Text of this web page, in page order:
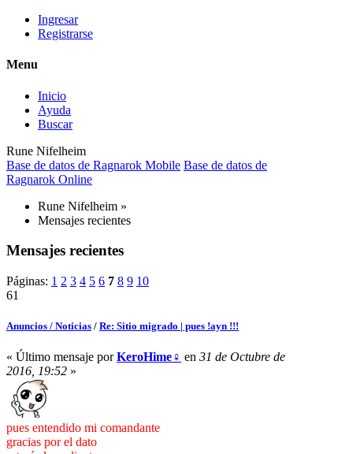
Ingresar
Registrarse
Menu
Inicio
Ayuda
Buscar
Rune Nifelheim
Base de datos de Ragnarok Mobile Base de datos de
Ragnarok Online
Rune Nifelheim »
Mensajes recientes
Mensajes recientes
Páginas: 1 2 3 4 5 6 7 8 9 10
61
Anuncios / Noticias / Re: Sitio migrado | pues !ayn !!!
« Último mensaje porKeroHime♀ en 31 de Octubre de
2016, 19:52 »
pues entendido mi comandante
gracias por el dato